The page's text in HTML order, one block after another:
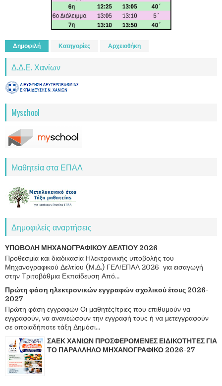
Δημοφιλή Κατηγορίες Αρχειοθήκη
Δ.Δ.Ε. Χανίων
Myschool
Μαθητεία στα ΕΠΑΛ
Δημοφιλείς αναρτήσεις
ΥΠΟΒΟΛΗ ΜΗΧΑΝΟΓΡΑΦΙΚΟΥ ΔΕΛΤΙΟΥ 2026
Προθεσμία και διαδικασία Ηλεκτρονικής υποβολής του
Μηχανογραφικού Δελτίου (Μ.Δ.) ΓΕΛ/ΕΠΑΛ 2026 για εισαγωγή
στην Τριτοβάθμια Εκπαίδευση Από...
Πρώτη φάση ηλεκτρονικών εγγραφών σχολικού έτους 2026-
2027
Πρώτη φάση εγγραφών Οι μαθητές/τριες που επιθυμούν να
εγγραφούν, να ανανεώσουν την εγγραφή τους ή να μετεγγραφούν
σε οποιαδήποτε τάξη Δημόσι...
ΣΑΕΚ ΧΑΝΙΩΝ ΠΡΟΣΦΕΡΟΜΕΝΕΣ ΕΙΔΙΚΟΤΗΤΕΣ ΓΙΑ
ΤΟ ΠΑΡΑΛΛΗΛΟ ΜΗΧΑΝΟΓΡΑΦΙΚΟ 2026-27